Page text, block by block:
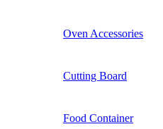
Oven Accessories
Cutting Board
Food Container